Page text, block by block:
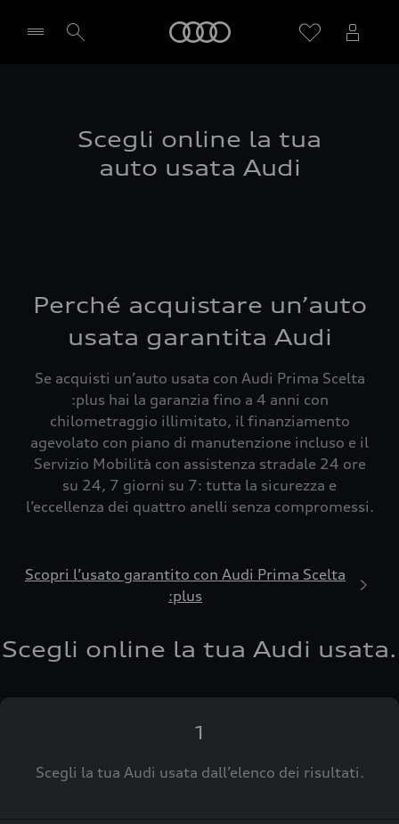
Scegli online la tua
auto usata Audi
Perché acquistare un’auto
usata garantita Audi
Se acquisti un’auto usata con Audi Prima Scelta
:plus hai la garanzia fino a 4 anni con
chilometraggio illimitato, il finanziamento
agevolato con piano di manutenzione incluso e il
Servizio Mobilità con assistenza stradale 24 ore
su 24, 7 giorni su 7: tutta la sicurezza e
l’eccellenza dei quattro anelli senza compromessi.
Scopri l’usato garantito con Audi Prima Scelta
:plus
Scegli online la tua Audi usata.
1
Scegli la tua Audi usata dall’elenco dei risultati.